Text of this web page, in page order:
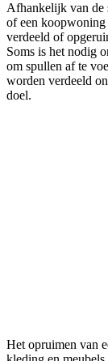
Afhankelijk van de
of een
verdeeld of
Soms is het nodig
om spullen af te
worden verdeeld
doel.
Het opruimen van